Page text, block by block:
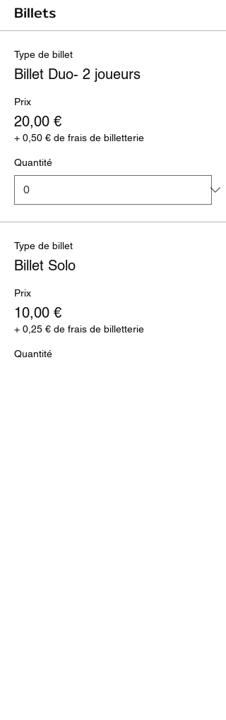
Billets
Type de billet
Billet Duo- 2 joueurs
Prix
20,00 €
+ 0,50 € de frais de billetterie
Quantité
Type de billet
Billet Solo
Prix
10,00 €
+ 0,25 € de frais de billetterie
Quantité